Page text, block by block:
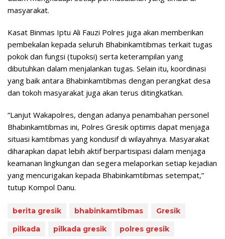
masyarakat.
Kasat Binmas Iptu Ali Fauzi Polres juga akan memberikan
pembekalan kepada seluruh Bhabinkamtibmas terkait tugas
pokok dan fungsi (tupoksi) serta keterampilan yang
dibutuhkan dalam menjalankan tugas. Selain itu, koordinasi
yang baik antara Bhabinkamtibmas dengan perangkat desa
dan tokoh masyarakat juga akan terus ditingkatkan.
“Lanjut Wakapolres, dengan adanya penambahan personel
Bhabinkamtibmas ini, Polres Gresik optimis dapat menjaga
situasi kamtibmas yang kondusif di wilayahnya. Masyarakat
diharapkan dapat lebih aktif berpartisipasi dalam menjaga
keamanan lingkungan dan segera melaporkan setiap kejadian
yang mencurigakan kepada Bhabinkamtibmas setempat,”
tutup Kompol Danu.
berita gresik bhabinkamtibmas
Gresik
pilkada
pilkada gresik polres gresik